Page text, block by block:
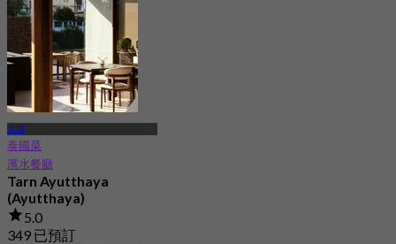
大城
泰國菜
濱水餐廳
Tarn Ayutthaya
(Ayutthaya)
5.0
349 已預訂